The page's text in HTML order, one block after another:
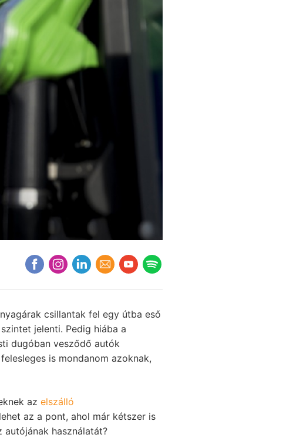
csillantak fel egy útba eső
jelenti. Pedig hiába a
dugóban vesződő autók
is mondanom azoknak,
az elszálló
az a pont, ahol már kétszer is
használatát?